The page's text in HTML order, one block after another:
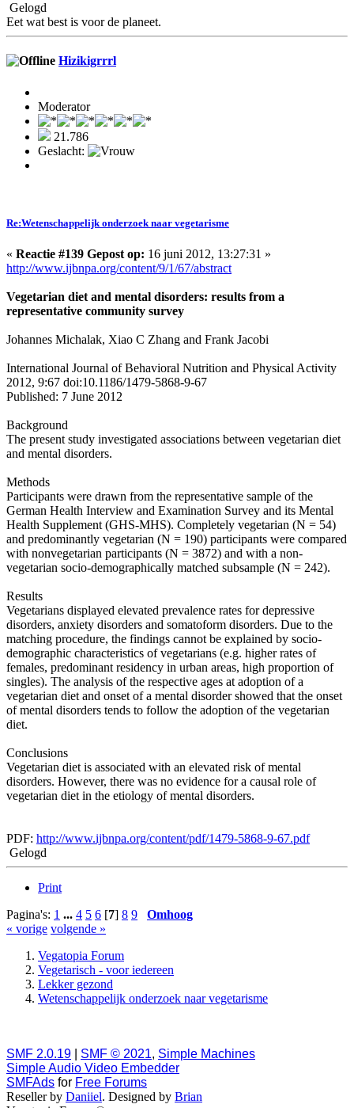
Gelogd
Eet wat best is voor de planeet.
Hizikigrrrl
Moderator
21.786
Geslacht:
Re:Wetenschappelijk onderzoek naar vegetarisme
« Reactie #139 Gepost op: 16 juni 2012, 13:27:31 »
http://www.ijbnpa.org/content/9/1/67/abstract
Vegetarian diet and mental disorders: results from a
representative community survey
Johannes Michalak, Xiao C Zhang and Frank Jacobi
International Journal of Behavioral Nutrition and Physical Activity
2012, 9:67 doi:10.1186/1479-5868-9-67
Published: 7 June 2012
Background
The present study investigated associations between vegetarian diet
and mental disorders.
Methods
Participants were drawn from the representative sample of the
German Health Interview and Examination Survey and its Mental
Health Supplement (GHS-MHS). Completely vegetarian (N = 54)
and predominantly vegetarian (N = 190) participants were compared
with nonvegetarian participants (N = 3872) and with a non-
vegetarian socio-demographically matched subsample (N = 242).
Results
Vegetarians displayed elevated prevalence rates for depressive
disorders, anxiety disorders and somatoform disorders. Due to the
matching procedure, the findings cannot be explained by socio-
demographic characteristics of vegetarians (e.g. higher rates of
females, predominant residency in urban areas, high proportion of
singles). The analysis of the respective ages at adoption of a
vegetarian diet and onset of a mental disorder showed that the onset
of mental disorders tends to follow the adoption of the vegetarian
diet.
Conclusions
Vegetarian diet is associated with an elevated risk of mental
disorders. However, there was no evidence for a causal role of
vegetarian diet in the etiology of mental disorders.
PDF: http://www.ijbnpa.org/content/pdf/1479-5868-9-67.pdf
Gelogd
Print
Pagina's: 1 ... 4 5 6 [7] 8 9
Omhoog
« vorige volgende »
Vegatopia Forum
Vegetarisch - voor iedereen
Lekker gezond
Wetenschappelijk onderzoek naar vegetarisme
SMF 2.0.19 SMF © 2021, Simple Machines
Simple Audio Video Embedder
SMFAds for Free Forums
Reseller by Daniiel. Designed by Brian